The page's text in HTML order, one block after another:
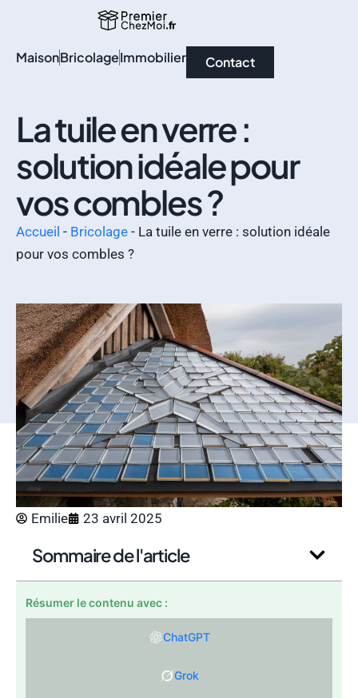
MaisonBricolageImmobilier Contact
La tuile en verre :
solution idéale pour
vos combles ?
Accueil - Bricolage - La tuile en verre : solution idéale
pour vos combles ?
Emilie 23 avril 2025
Sommaire de l'article
Résumer le contenu avec :
ChatGPT
Grok